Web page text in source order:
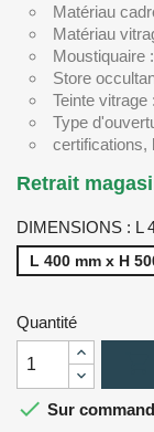
Matériau
Matériau
Moustiquaire
Store
Teinte vitrage
Type
certifications,
Retrait
DIMENSIONS : L
L 400 mm x H
Quantité
 Sur